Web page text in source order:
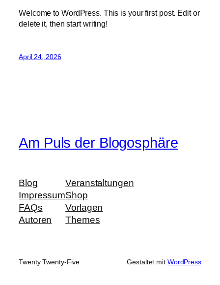
Welcome to WordPress. This is your first post. Edit or
delete it, then start writing!
April 24, 2026
Am Puls der Blogosphäre
Blog
Impressum
FAQs
Autoren
Veranstaltungen
Shop
Vorlagen
Themes
Twenty Twenty-Five Gestaltet mit WordPress